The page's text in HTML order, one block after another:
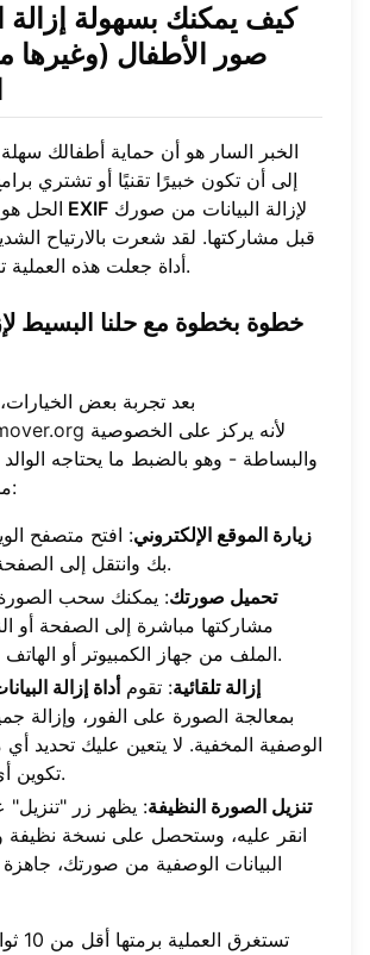
كيف يمكنك بسهولة
صور الأطفال (وغيرها
الخبر السار هو أن حماية أطفالك سهلة
إلى أن تكون خبيرًا تقنيًا أو تشتري
الحل مزيل EXIF
قبل مشاركتها. لقد شعرت بالارتياح
أداة جعلت هذه العملية تتم بنقرة واحدة.
خطوة بخطوة مع حلنا البسيط
بعد تجربة بعض
والبساطة - وهو بالضبط ما يحتاجه
مدى سهولة ذلك:
زيارة الموقع الإلكتروني: افتح متصفح
بك وانتقل إلى الصفحة الرئيسية.
تحميل صورتك: يمكنك سحب الصورة
مشاركتها مباشرة إلى الصفحة أو
الملف من جهاز الكمبيوتر أو الهاتف الخاص بك.
إزالة تلقائية: تقوم أداة إزالة
بمعالجة الصورة على الفور، وإزالة
الوصفية المخفية. لا يتعين عليك تحديد
تكوين أي إعدادات.
تنزيل الصورة النظيفة: يظهر زر "تنزيل"
انقر عليه، وستحصل على نسخة نظيفة
البيانات الوصفية من صورتك،